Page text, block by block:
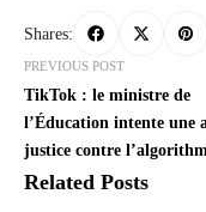
Shares:
PREVIOUS POST
TikTok : le ministre de
l’Éducation intente une
justice contre
Related Posts